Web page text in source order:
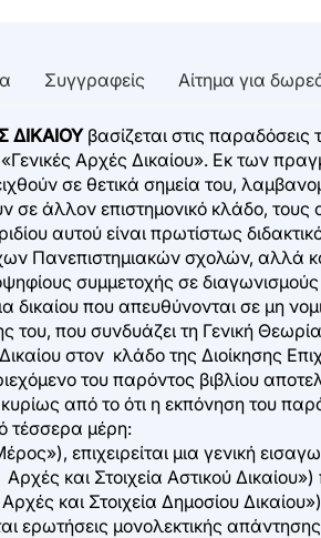
Συγγραφείς Αίτημα για
ΔΙΚΑΙΟΥβασίζεται στις
Αρχές Δικαίου». Εκ των
σε θετικά σημεία του,
σε άλλον επιστημονικό κλάδο, τους
αυτού είναι πρωτίστως
Πανεπιστημιακών σχολών, αλλά
συμμετοχής σε
δικαίου που απευθύνονται σε μη
του, που συνδυάζει τη Γενική
στον κλάδο της Διοίκησης
του παρόντος βιβλίου
από το ότι η εκπόνηση του
τέσσερα μέρη:
επιχειρείται μια γενική
και Στοιχεία Αστικού
και Στοιχεία Δημοσίου
ερωτήσεις μονολεκτικής